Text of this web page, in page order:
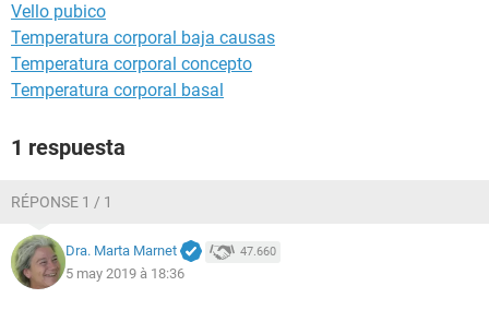
Vello pubico
Temperatura corporal baja causas
Temperatura corporal concepto
Temperatura corporal basal
1 respuesta
RÉPONSE 1 / 1
Dra. Marta Marnet 47.660
5 may 2019 à 18:36